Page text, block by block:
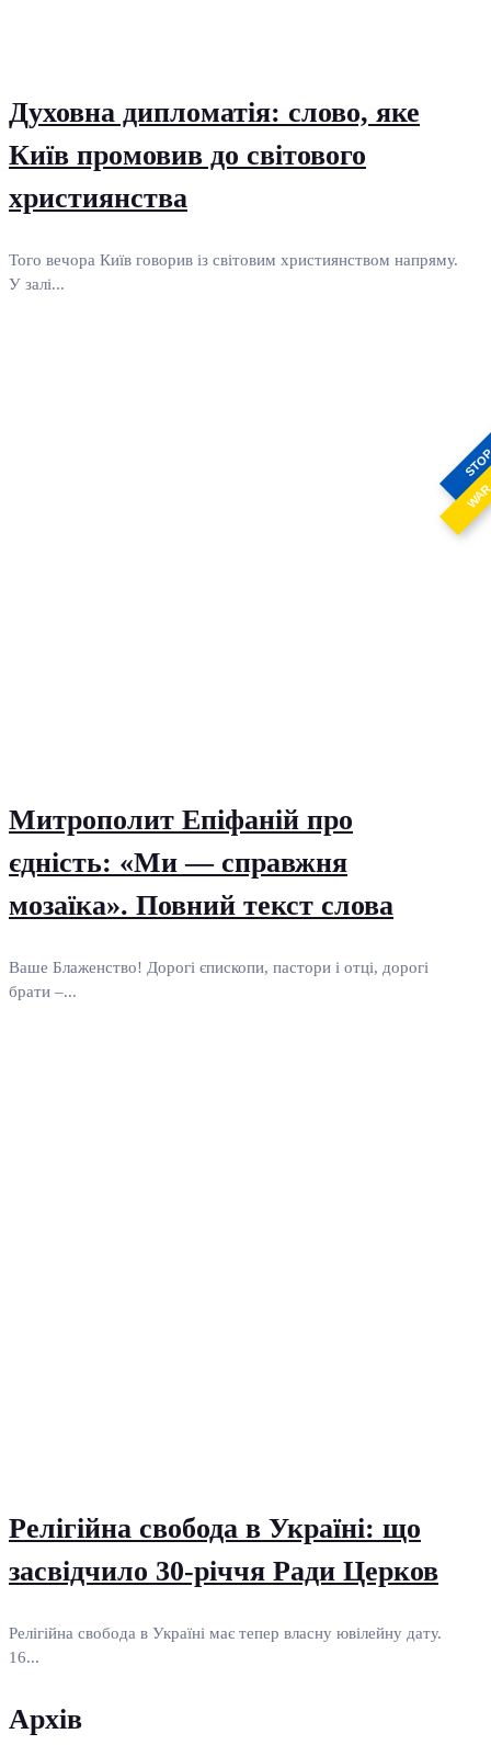
Духовна дипломатія: слово, яке
Київ промовив до світового
християнства
Того вечора Київ говорив із світовим християнством напряму.
У залі...
Митрополит Епіфаній про
єдність: «Ми — справжня
мозаїка». Повний текст слова
Ваше Блаженство! Дорогі єпископи, пастори і отці, дорогі
брати –...
Релігійна свобода в Україні: що
засвідчило 30-річчя Ради Церков
Релігійна свобода в Україні має тепер власну ювілейну дату.
16...
Архів